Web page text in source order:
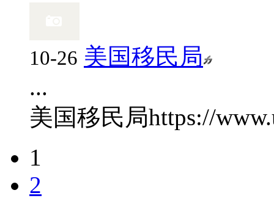
10-26 美国移民局
...
美国移民局https://
1
2